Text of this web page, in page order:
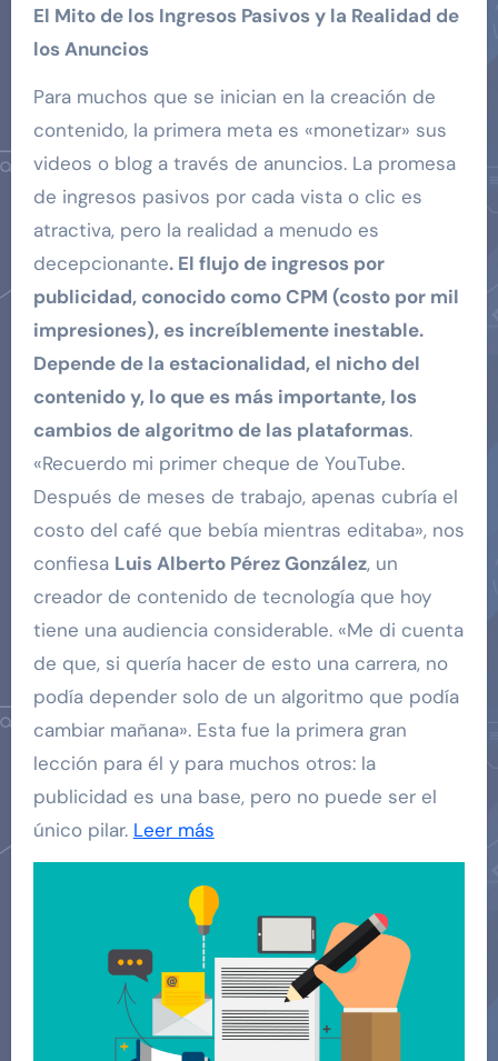
El Mito de los Ingresos Pasivos y la Realidad de
los Anuncios
Para muchos que se inician en la creación de
contenido, la primera meta es «monetizar» sus
videos o blog a través de anuncios. La promesa
de ingresos pasivos por cada vista o clic es
atractiva, pero la realidad a menudo es
decepcionante. El flujo de ingresos por
publicidad, conocido como CPM (costo por mil
impresiones), es increíblemente inestable.
Depende de la estacionalidad, el nicho del
contenido y, lo que es más importante, los
cambios de algoritmo de las plataformas.
«Recuerdo mi primer cheque de YouTube.
Después de meses de trabajo, apenas cubría el
costo del café que bebía mientras editaba», nos
confiesa Luis Alberto Pérez González, un
creador de contenido de tecnología que hoy
tiene una audiencia considerable. «Me di cuenta
de que, si quería hacer de esto una carrera, no
podía depender solo de un algoritmo que podía
cambiar mañana». Esta fue la primera gran
lección para él y para muchos otros: la
publicidad es una base, pero no puede ser el
único pilar. Leer más